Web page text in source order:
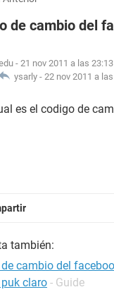
de cambio del
- 21 nov 2011 a las 23:13
ysarly - 22 nov 2011 a las
es el codigo de
también:
cambio del
claro - Guide